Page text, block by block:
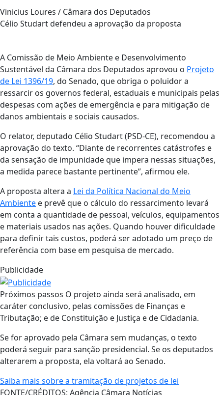
Vinicius Loures / Câmara dos Deputados
Célio Studart defendeu a aprovação da proposta
A Comissão de Meio Ambiente e Desenvolvimento
Sustentável da Câmara dos Deputados aprovou o Projeto
de Lei 1396/19, do Senado, que obriga o poluidor a
ressarcir os governos federal, estaduais e municipais pelas
despesas com ações de emergência e para mitigação de
danos ambientais e sociais causados.
O relator, deputado Célio Studart (PSD-CE), recomendou a
aprovação do texto. “Diante de recorrentes catástrofes e
da sensação de impunidade que impera nessas situações,
a medida parece bastante pertinente”, afirmou ele.
A proposta altera a Lei da Política Nacional do Meio
Ambiente e prevê que o cálculo do ressarcimento levará
em conta a quantidade de pessoal, veículos, equipamentos
e materiais usados nas ações. Quando houver dificuldade
para definir tais custos, poderá ser adotado um preço de
referência com base em pesquisa de mercado.
Publicidade
Próximos passos O projeto ainda será analisado, em
caráter conclusivo, pelas comissões de Finanças e
Tributação; e de Constituição e Justiça e de Cidadania.
Se for aprovado pela Câmara sem mudanças, o texto
poderá seguir para sanção presidencial. Se os deputados
alterarem a proposta, ela voltará ao Senado.
Saiba mais sobre a tramitação de projetos de lei
FONTE/CRÉDITOS: Agência Câmara Notícias